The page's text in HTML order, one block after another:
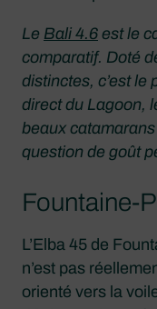
Le Bali 4.6 est le
comparatif. Doté
distinctes, c’est le
direct du Lagoon,
beaux catamarans
question de goût
Fountaine-
L’Elba 45 de
n’est pas
orienté vers la